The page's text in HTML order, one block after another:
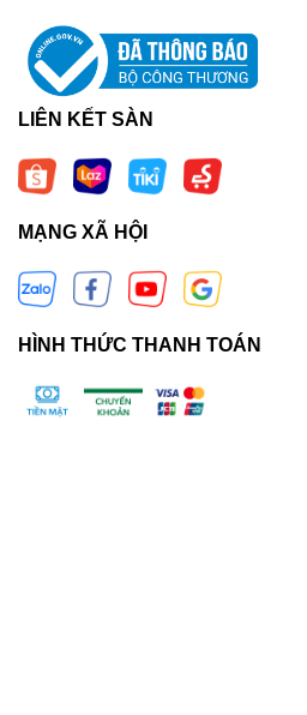
LIÊN KẾT SÀN
MẠNG XÃ HỘI
HÌNH THỨC THANH TOÁN